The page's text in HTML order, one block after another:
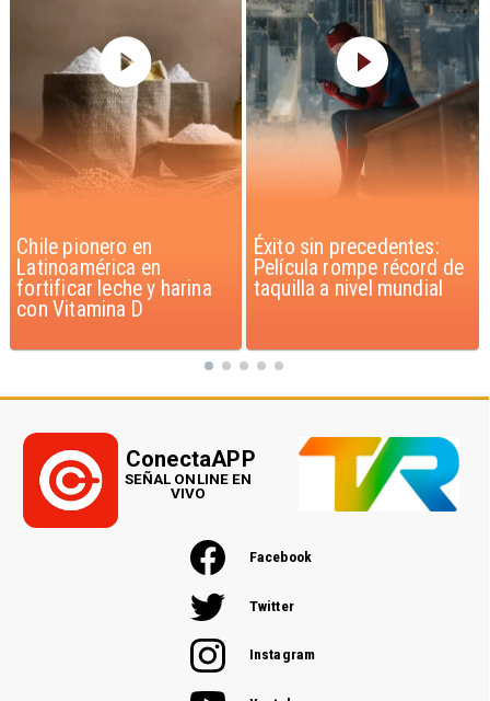
Éxito sin precedentes:
Película rompe récord de
taquilla a nivel mundial
Corte Suprema confirma
pago de $1.000 millones
por caso ProCultura
Facebook
Twitter
Instagram
ConectaAPP
SEÑAL ONLINE EN
VIVO